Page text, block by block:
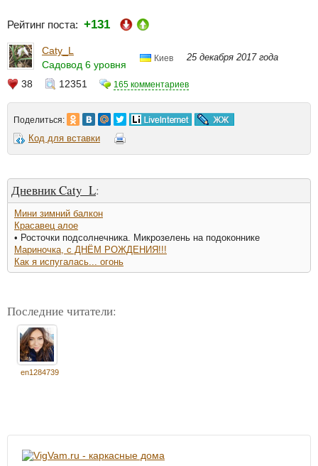
Рейтинг поста: +131
Caty_L
Садовод 6 уровня
Киев 25 декабря 2017 года
38 12351 165 комментариев
Поделиться:
Код для вставки
Дневник Caty_L:
Мини зимний балкон
Красавец алое
• Росточки подсолнечника. Микрозелень на подоконнике
Мариночка, с ДНЁМ РОЖДЕНИЯ!!!
Как я испугалась... огонь
Последние читатели:
en1284739